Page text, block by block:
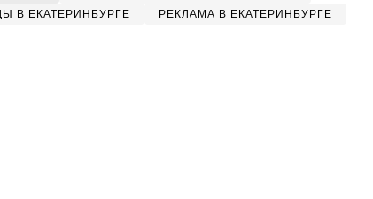
В ЕКАТЕРИНБУРГЕ РЕКЛАМА В ЕКАТЕРИНБУРГЕ